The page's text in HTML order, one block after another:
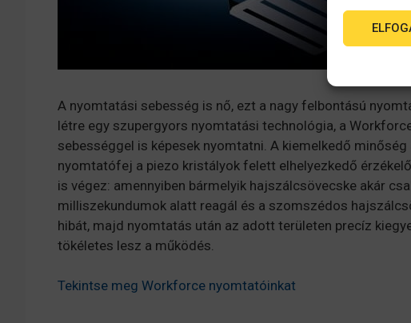
A nyomtatási sebesség is nő, ezt a nagy felbontású
létre egy szupergyors nyomtatási technológia, a
sebességgel is képesek nyomtatni. A kiemelkedő
nyomtatófej a piezo kristályok felett elhelyezkedő
is végez: amennyiben bármelyik hajszálcsövecske akár
milliszekundumok alatt reagál és a szomszédos
hibát, majd nyomtatás után az adott területen precíz
tökéletes lesz a működés.
Tekintse meg Workforce nyomtatóinkat